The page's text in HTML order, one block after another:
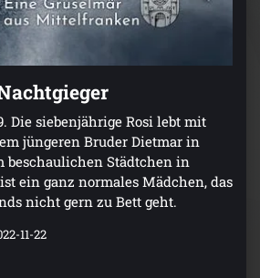
Die siebenjährige Rosi lebt mit
jüngeren Bruder Dietmar in
beschaulichen Städtchen in
ein ganz normales Mädchen, das
nicht gern zu Bett geht.
11-22